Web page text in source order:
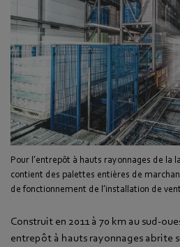
Pour l’entrepôt à hauts rayonnages de la
contient des palettes entières de
de fonctionnement de l’installation de
Construit en 2011 à 70 km au sud-
entrepôt à hauts rayonnages abrite